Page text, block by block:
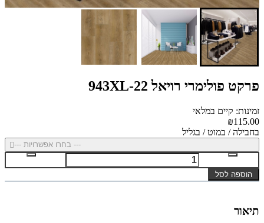
פרקט פולימרי רויאל 943XL-22
זמינות: קיים במלאי
₪115.00
בחבילה / במוט / בגליל
--- בחרו אפשרויות ---
הוספה לסל
תיאור